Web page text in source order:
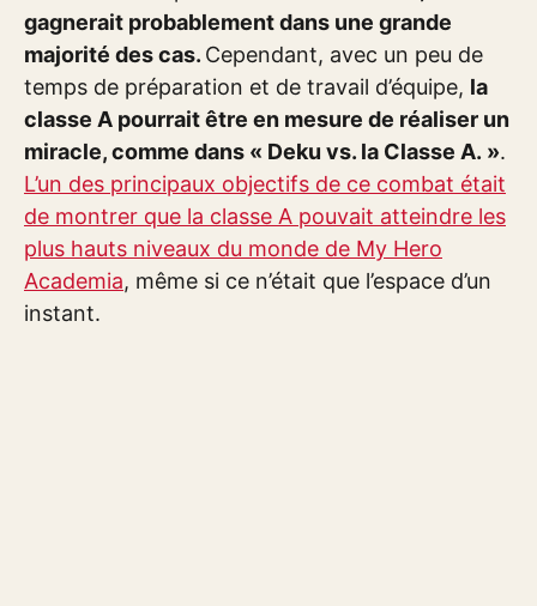
gagnerait probablement dans une grande
majorité des cas. Cependant, avec un peu de
temps de préparation et de travail d’équipe, la
classe A pourrait être en mesure de réaliser un
miracle, comme dans « Deku vs. la Classe A. ».
L’un des principaux objectifs de ce combat était
de montrer que la classe A pouvait atteindre les
plus hauts niveaux du monde de My Hero
Academia, même si ce n’était que l’espace d’un
instant.